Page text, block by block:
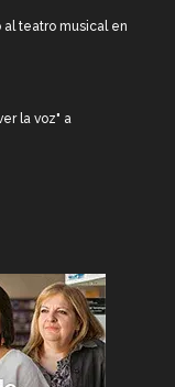
al teatro musical en
la voz" a